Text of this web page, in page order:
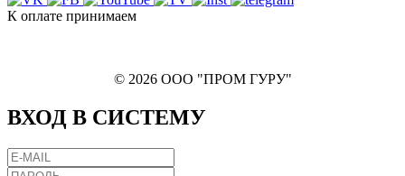
К оплате принимаем
© 2026 ООО "ПРОМ ГУРУ"
ВХОД В СИСТЕМУ